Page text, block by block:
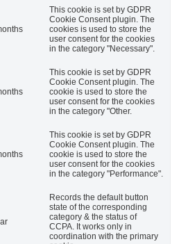
This cookie is set by GDPR
Cookie Consent plugin. The
cookies is used to store the
user consent for the cookies
in the category "Necessary".
This cookie is set by GDPR
Cookie Consent plugin. The
cookie is used to store the
user consent for the cookies
in the category "Other.
This cookie is set by GDPR
Cookie Consent plugin. The
cookie is used to store the
user consent for the cookies
in the category "Performance".
Records the default button
state of the corresponding
category & the status of
CCPA. It works only in
coordination with the primary